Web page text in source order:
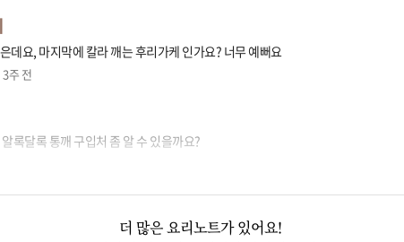
데요, 마지막에 칼라 깨는 후리가케 인가요? 너무 예뻐요
3주 전
록달록 통깨 구입처 좀 알 수 있을까요?
더 많은 요리노트가 있어요!